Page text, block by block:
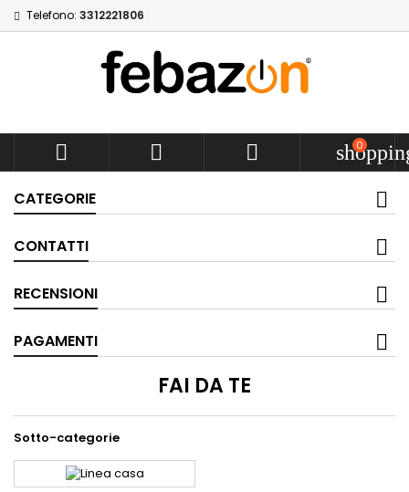
Telefono: 3312221806
   0
CATEGORIE
CONTATTI
RECENSIONI
PAGAMENTI
FAI DA TE
Sotto-categorie